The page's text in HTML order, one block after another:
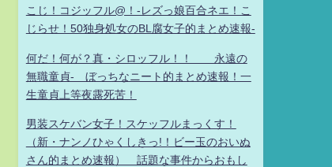
こじ！コジッフル@！-レズっ娘百合ネエ！こ
じらせ！50独身処女のBL腐女子的まとめ速報-
何だ！何が？真・シロッフル！！ 永遠の
無職童貞- ぼっちなニート的まとめ速報！一
生童貞上等夜露死苦！
男装スケバン女子！スケッフルまっくす！
（新・ナンノひゃくしきっ!！ビー玉のおいぬ
さん的まとめ速報） 話題な事件からおもし